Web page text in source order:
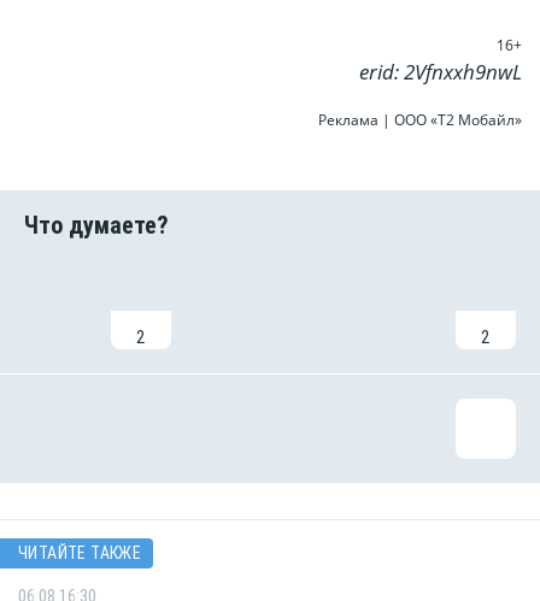
16+
erid: 2Vfnxxh9nwL
Реклама | ООО «Т2 Мобайл»
2 2
ЧИТАЙТЕ ТАКЖЕ
06.08 16:30